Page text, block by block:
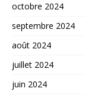
octobre 2024
septembre 2024
août 2024
juillet 2024
juin 2024